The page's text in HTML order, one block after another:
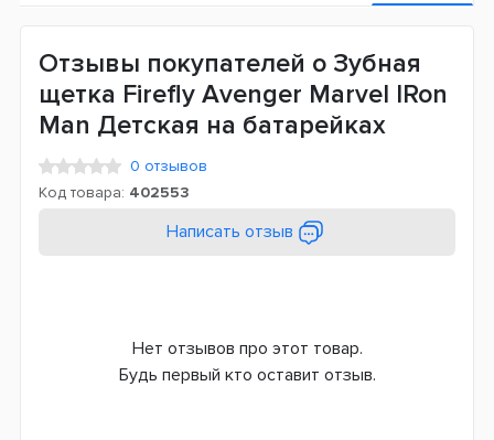
Отзывы покупателей о Зубная
щетка Firefly Avenger Marvel IRon
Man Детская на батарейках
0 отзывов
Код товара: 402553
Написать отзыв
Нет отзывов про этот товар.
Будь первый кто оставит отзыв.